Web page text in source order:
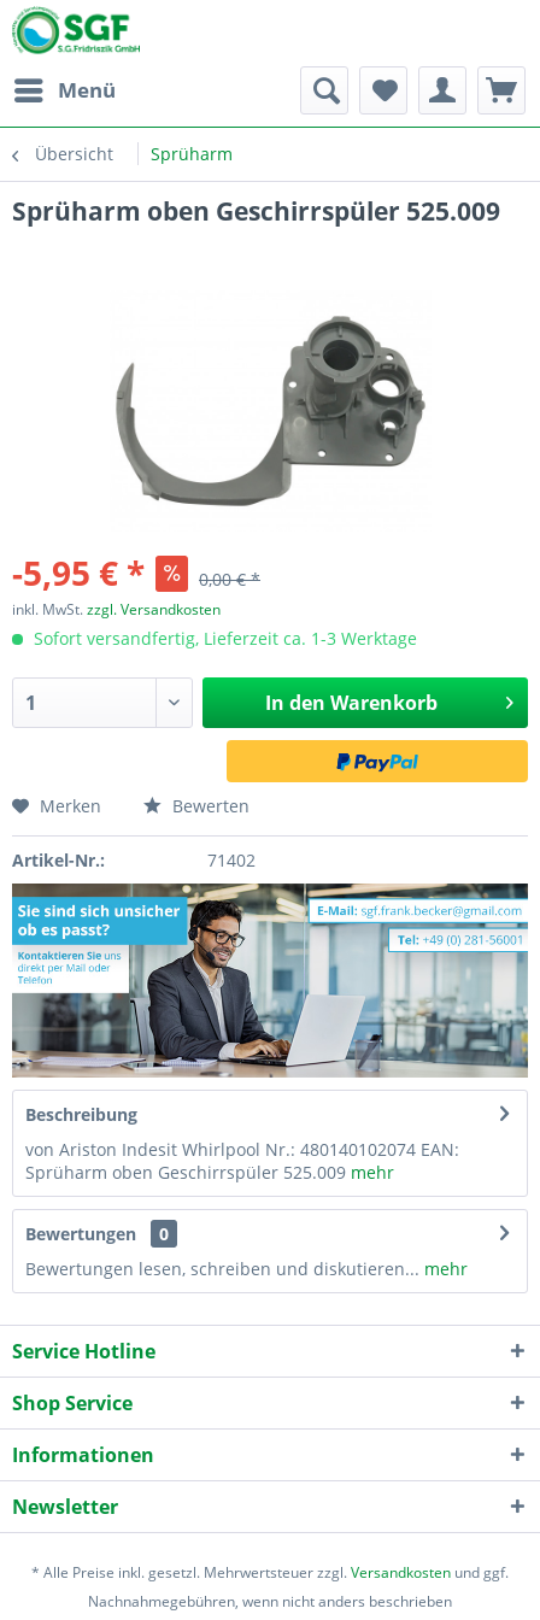
Menü
Übersicht Sprüharm
Sprüharm oben Geschirrspüler 525.009
-5,95 € * 0,00 € *
inkl. MwSt.zzgl. Versandkosten
Sofort versandfertig, Lieferzeit ca. 1-3 Werktage
In den Warenkorb
Merken Bewerten
Artikel-Nr.: 71402
Beschreibung
von Ariston Indesit Whirlpool Nr.: 480140102074 EAN:
Sprüharm oben Geschirrspüler 525.009 mehr
Bewertungen
0
Bewertungen lesen, schreiben und diskutieren... mehr
Service Hotline
Shop Service
Informationen
Newsletter
* Alle Preise inkl. gesetzl. Mehrwertsteuer zzgl.Versandkosten und ggf.
Nachnahmegebühren, wenn nicht anders beschrieben